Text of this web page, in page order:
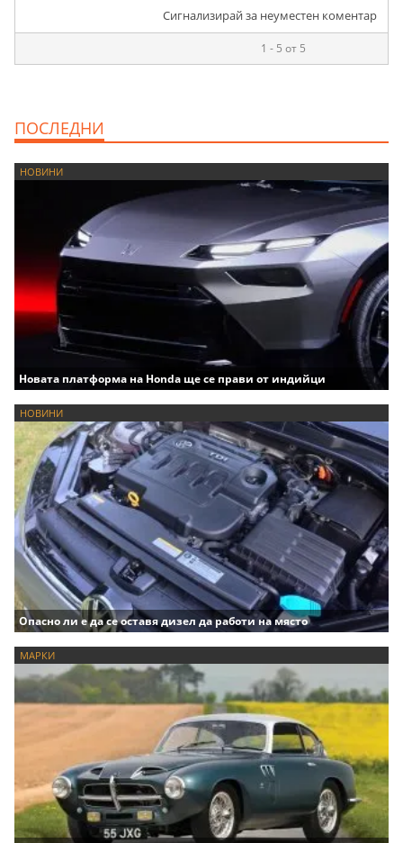
Сигнализирай за неуместен коментар
1 - 5 от 5
ПОСЛЕДНИ
НОВИНИ
Новата платформа на Honda ще се прави от индийци
НОВИНИ
Опасно ли е да се оставя дизел да работи на място
МАРКИ